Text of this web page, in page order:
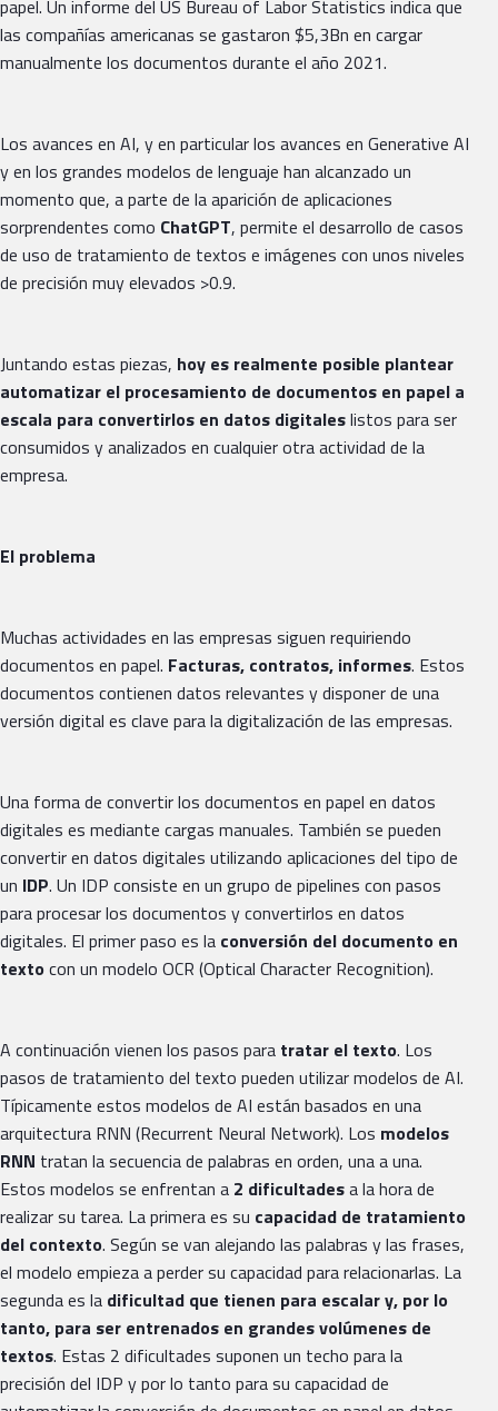
papel. Un informe del US Bureau of Labor Statistics indica que
las compañías americanas se gastaron $5,3Bn en cargar
manualmente los documentos durante el año 2021.
Los avances en AI, y en particular los avances en Generative AI
y en los grandes modelos de lenguaje han alcanzado un
momento que, a parte de la aparición de aplicaciones
sorprendentes como ChatGPT, permite el desarrollo de casos
de uso de tratamiento de textos e imágenes con unos niveles
de precisión muy elevados >0.9.
Juntando estas piezas, hoy es realmente posible plantear
automatizar el procesamiento de documentos en papel a
escala para convertirlos en datos digitaleslistos para ser
consumidos y analizados en cualquier otra actividad de la
empresa.
El problema
Muchas actividades en las empresas siguen requiriendo
documentos en papel. Facturas, contratos, informes. Estos
documentos contienen datos relevantes y disponer de una
versión digital es clave para la digitalización de las empresas.
Una forma de convertir los documentos en papel en datos
digitales es mediante cargas manuales. También se pueden
convertir en datos digitales utilizando aplicaciones del tipo de
un IDP. Un IDP consiste en un grupo de pipelines con pasos
para procesar los documentos y convertirlos en datos
digitales. El primer paso es la conversión del documento en
textocon un modelo OCR (Optical Character Recognition).
A continuación vienen los pasos para tratar el texto. Los
pasos de tratamiento del texto pueden utilizar modelos de AI.
Típicamente estos modelos de AI están basados en una
arquitectura RNN (Recurrent Neural Network). Los modelos
RNN tratan la secuencia de palabras en orden, una a una.
Estos modelos se enfrentan a 2 dificultadesa la hora de
realizar su tarea. La primera es su capacidad de tratamiento
del contexto. Según se van alejando las palabras y las frases,
el modelo empieza a perder su capacidad para relacionarlas. La
segunda es la dificultad que tienen para escalar y, por lo
tanto, para ser entrenados en grandes volúmenes de
textos. Estas 2 dificultades suponen un techo para la
precisión del IDP y por lo tanto para su capacidad de